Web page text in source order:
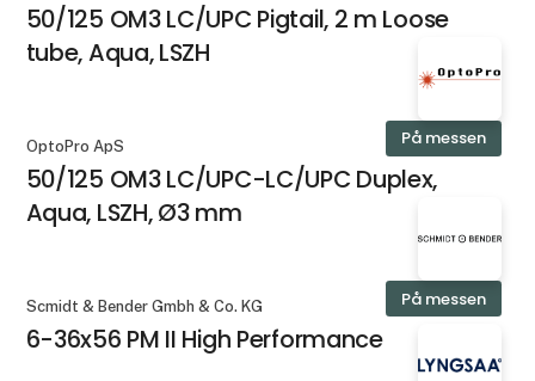
50/125 OM3 LC/UPC Pigtail, 2 m Loose
tube, Aqua, LSZH
På messen
OptoPro ApS
50/125 OM3 LC/UPC-LC/UPC Duplex,
Aqua, LSZH, Ø3 mm
På messen
Scmidt & Bender Gmbh & Co. KG
6-36x56 PM II High Performance